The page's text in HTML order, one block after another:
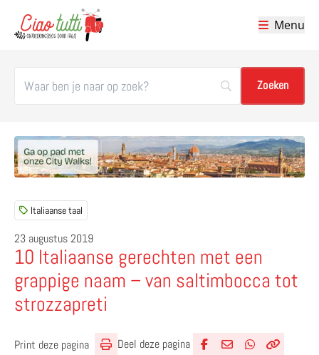
Menu
Italiaanse taal
23 augustus 2019
10 Italiaanse gerechten met een
grappige naam – van saltimbocca tot
strozzapreti
Print deze pagina Deel deze pagina